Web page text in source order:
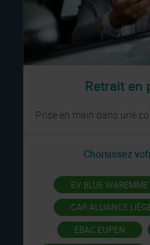
Retrait en
Prise en main dans une
Choisissez
EV BLUE WAREMME
CAR ALLIANCE
EBAC EUPEN